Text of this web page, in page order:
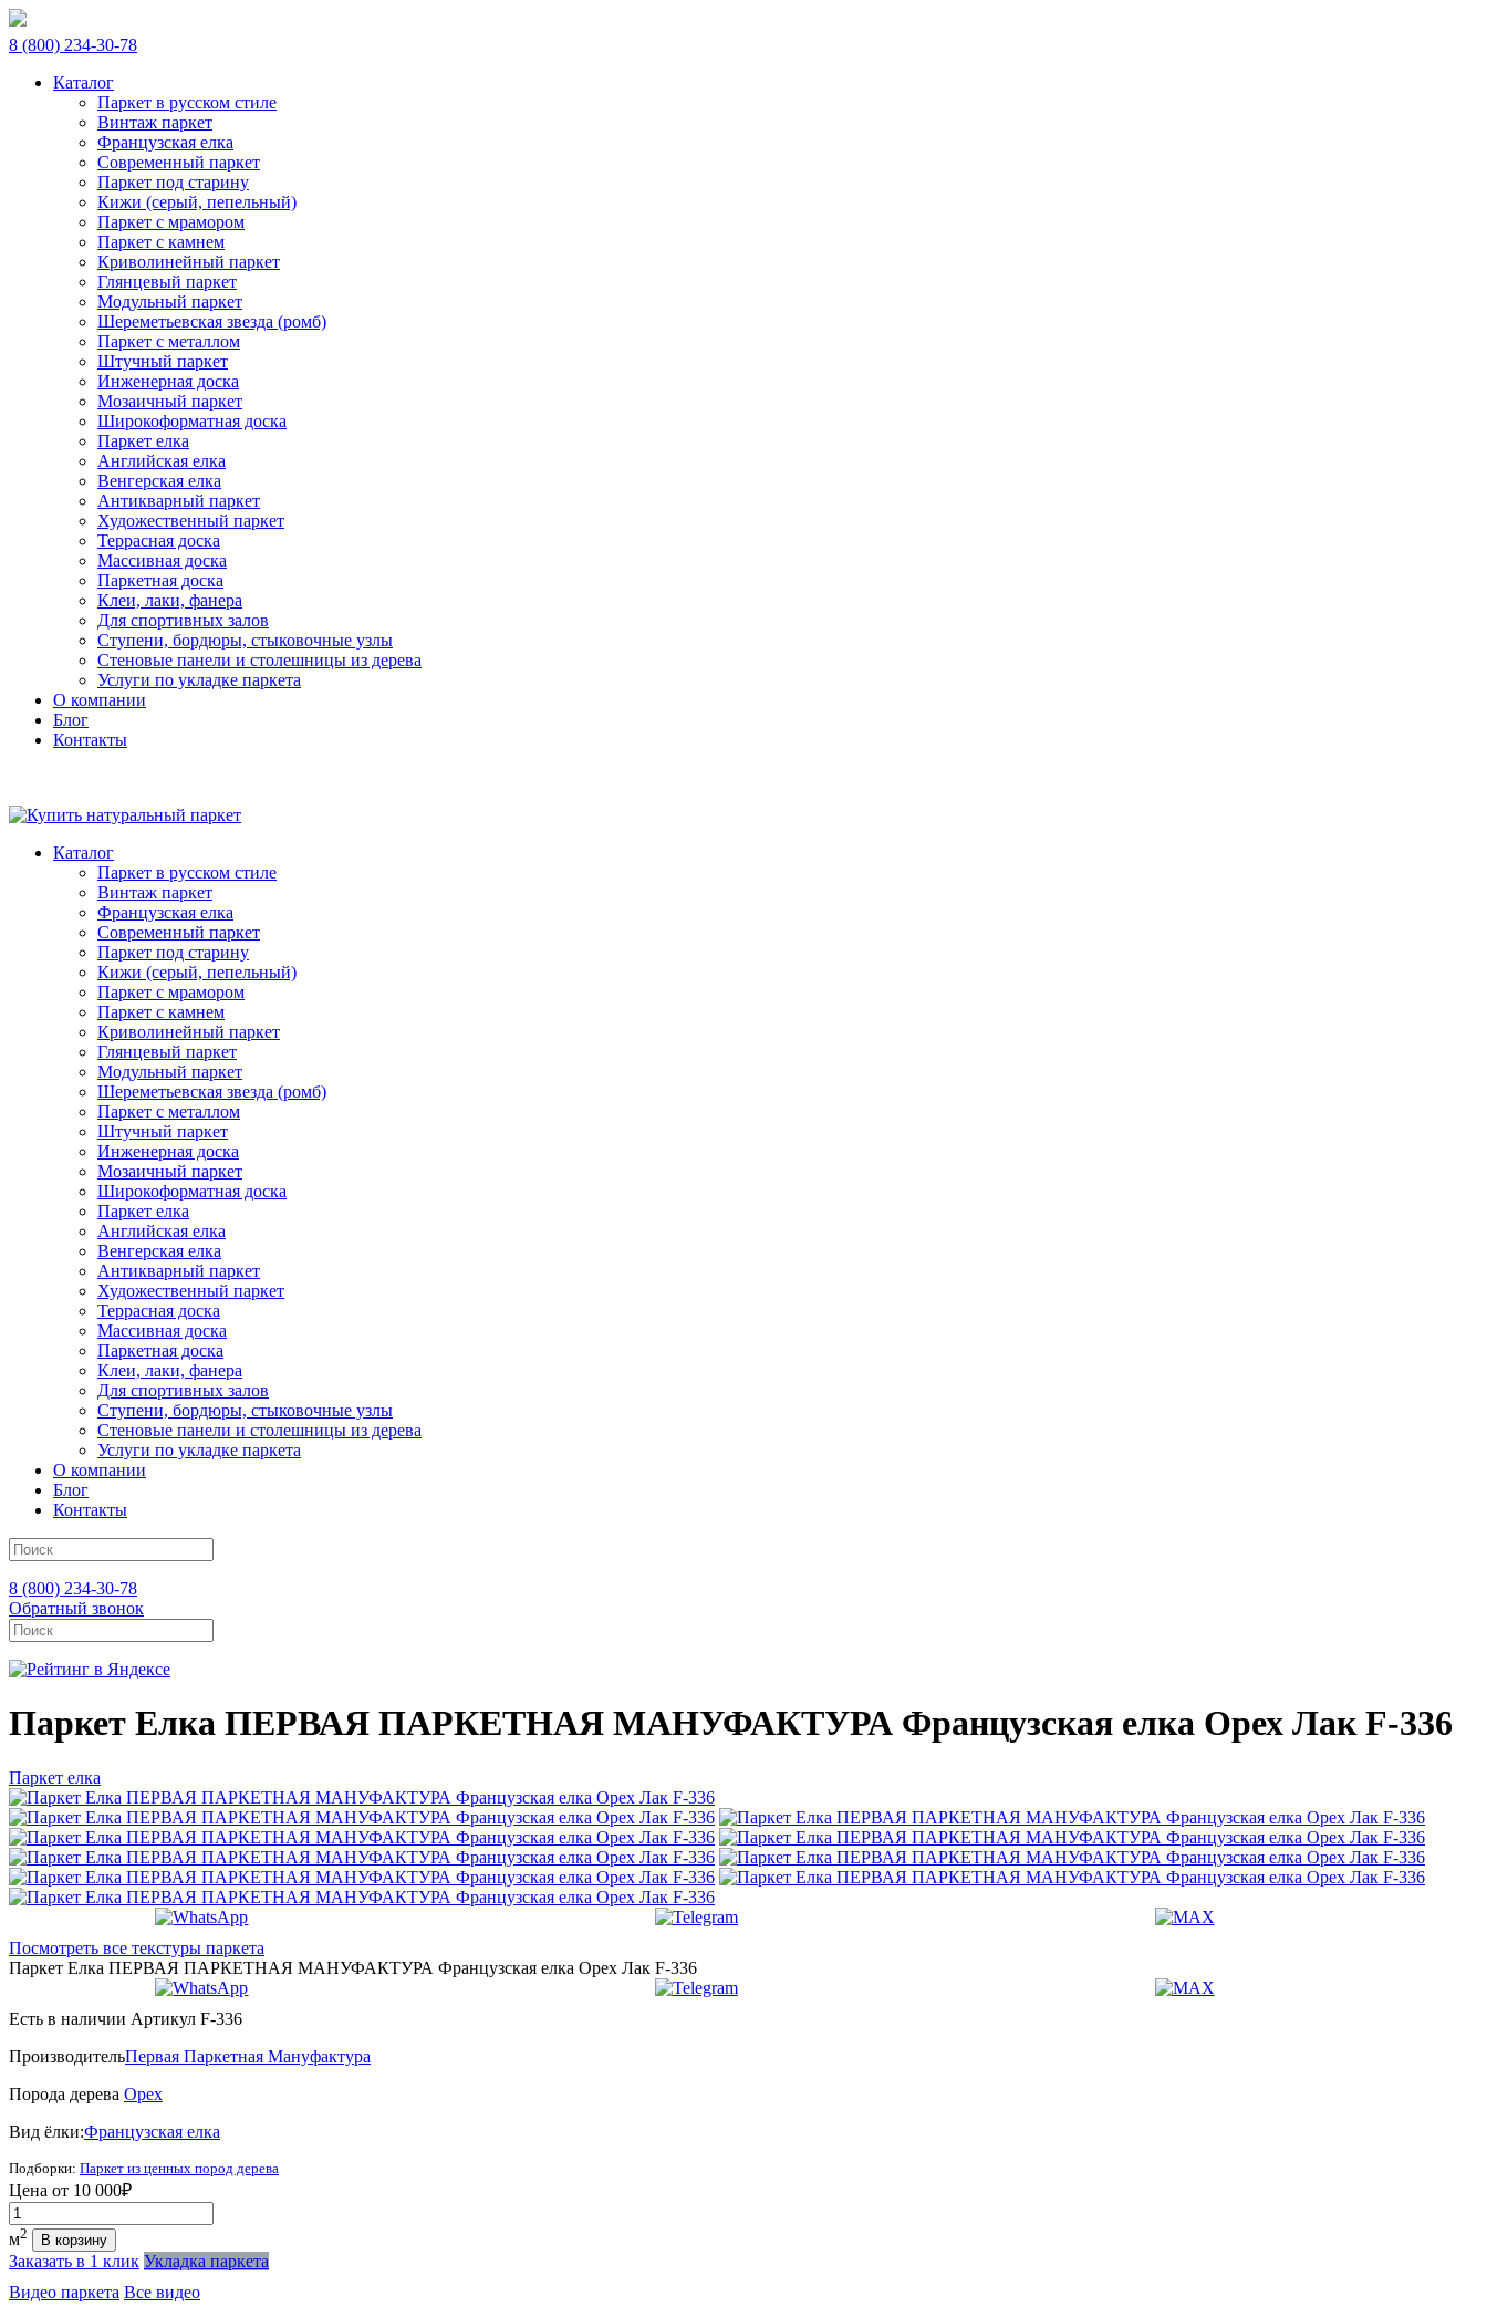
8 (800) 234-30-78
Каталог
Паркет в русском стиле
Винтаж паркет
Французская елка
Современный паркет
Паркет под старину
Кижи (серый, пепельный)
Паркет с мрамором
Паркет с камнем
Криволинейный паркет
Глянцевый паркет
Модульный паркет
Шереметьевская звезда (ромб)
Паркет с металлом
Штучный паркет
Инженерная доска
Мозаичный паркет
Широкоформатная доска
Паркет елка
Английская елка
Венгерская елка
Антикварный паркет
Художественный паркет
Террасная доска
Массивная доска
Паркетная доска
Клеи, лаки, фанера
Для спортивных залов
Ступени, бордюры, стыковочные узлы
Стеновые панели и столешницы из дерева
Услуги по укладке паркета
О компании
Блог
Контакты
Каталог
Паркет в русском стиле
Винтаж паркет
Французская елка
Современный паркет
Паркет под старину
Кижи (серый, пепельный)
Паркет с мрамором
Паркет с камнем
Криволинейный паркет
Глянцевый паркет
Модульный паркет
Шереметьевская звезда (ромб)
Паркет с металлом
Штучный паркет
Инженерная доска
Мозаичный паркет
Широкоформатная доска
Паркет елка
Английская елка
Венгерская елка
Антикварный паркет
Художественный паркет
Террасная доска
Массивная доска
Паркетная доска
Клеи, лаки, фанера
Для спортивных залов
Ступени, бордюры, стыковочные узлы
Стеновые панели и столешницы из дерева
Услуги по укладке паркета
О компании
Блог
Контакты
8 (800) 234-30-78
Обратный звонок
Паркет Елка ПЕРВАЯ ПАРКЕТНАЯ МАНУФАКТУРА Французская елка Орех Лак F-336
Паркет елка
Посмотреть все текстуры паркета
Паркет Елка ПЕРВАЯ ПАРКЕТНАЯ МАНУФАКТУРА Французская елка Орех Лак F-336
Есть в наличии Артикул F-336
ПроизводительПервая Паркетная Мануфактура
Порода дерева Орех
Вид ёлки:Французская елка
Подборки: Паркет из ценных пород дерева
Цена от 10 000₽
Количество
м2 В корзину
Заказать в 1 клик Укладка паркета
Видео паркета Все видео